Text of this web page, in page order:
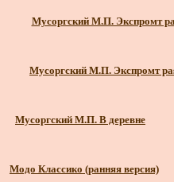
Мусоргский М.П. Экспромт
Мусоргский М.П. Экспромт
Мусоргский М.П. В деревне
Модо Классико (ранняя версия)